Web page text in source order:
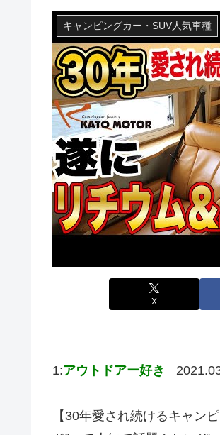
キャンピングカー・SUV人気車種
X
1:アウトドアー好き
【30年愛され続けるキャン